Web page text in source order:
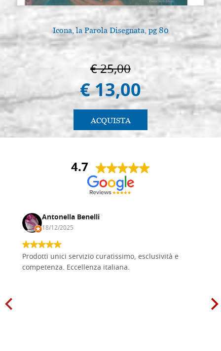
Icona, la Parola Disegnata, pg 80
€ 25,00
€ 13,00
ACQUISTA
4.7
Antonella Benelli
18/12/2025
Prodotti unici servizio curatissimo, esclusività e
competenza. Eccellenza italiana.